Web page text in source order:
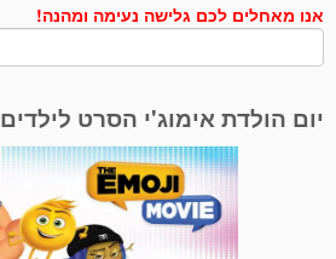
אנו מאחלים לכם גלישה נעימה ומהנה!
יום הולדת אימוג'י הסרט לילדים